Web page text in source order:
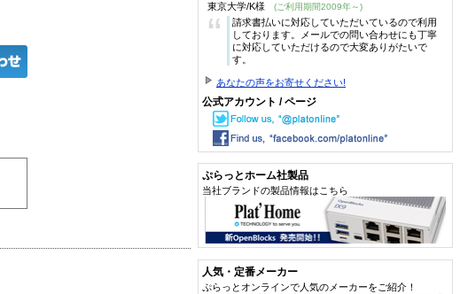
東京大学/K様 (ご利用期間2009年～)
“
請求書払いに対応していただいているので利用
しております。メールでの問い合わせにも丁寧
に対応していただけるので大変ありがたいで
す。
あなたの声をお寄せください!
公式アカウント / ページ
ぷらっとホーム社製品
当社ブランドの製品情報はこちら
人気・定番メーカー
ぷらっとオンラインで人気のメーカーをご紹介！